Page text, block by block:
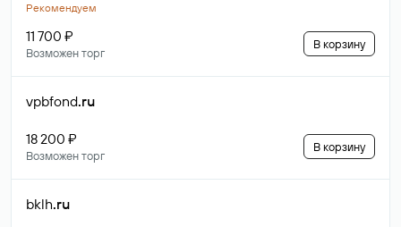
Рекомендуем
11 700 ₽
Возможен торг
В корзину
vpbfond.ru
18 200 ₽
Возможен торг
В корзину
bklh.ru